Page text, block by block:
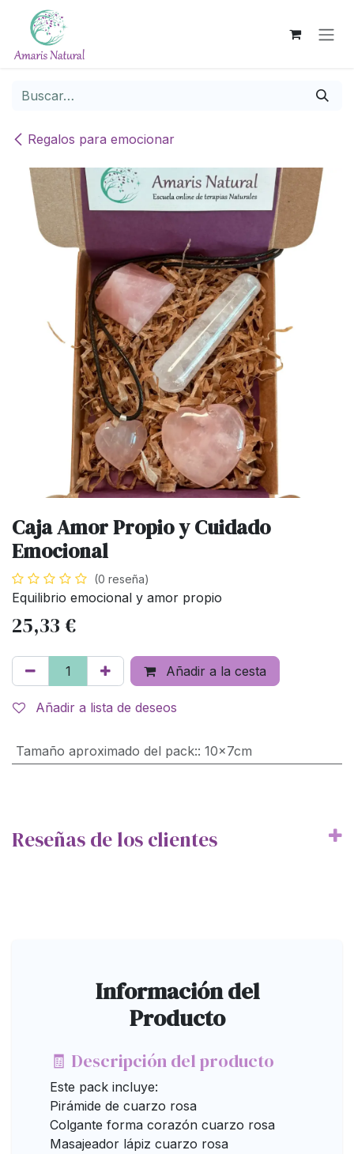
Ir al contenido
Regalos para emocionar
Caja Amor Propio y Cuidado
Emocional
(0 reseña)
Equilibrio emocional y amor propio
25,33 €
Añadir a la cesta
Añadir a lista de deseos
Tamaño aproximado del pack:: 10x7cm
Reseñas de los clientes
Información del
Producto
🧾 Descripción del producto
Este pack incluye:
Pirámide de cuarzo rosa
Colgante forma corazón cuarzo rosa
Masajeador lápiz cuarzo rosa